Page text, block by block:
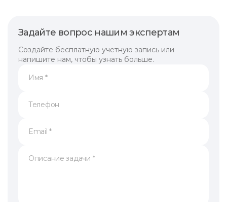
Задайте вопрос нашим экспертам
Создайте бесплатную учетную запись или
напишите нам, чтобы узнать больше.